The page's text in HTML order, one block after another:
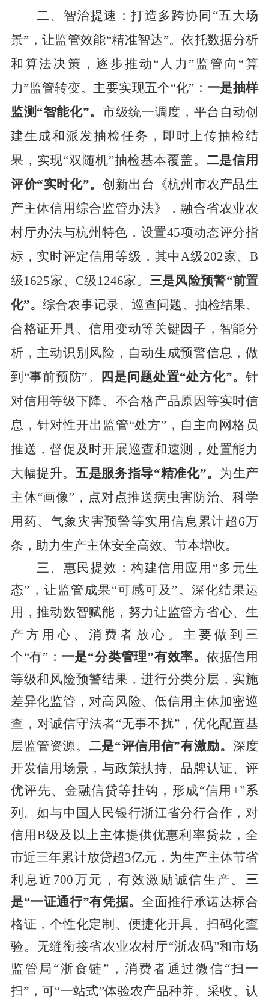
二、智治提速 ：打造多跨协同 “五大场
景” ，让监管效能“精准智达”。依托数据分析
和算法决策 ，逐步推动“ 人 力 ” 监管向 “算
力”监管转变。主要实现五个“化” ： 一是抽样
监测 “智能化”。市级统一调度，平台 自动创
建生成和派发抽检任务，即时上传抽检结
果， 实现“双随机”抽检基本覆盖。 二是信用
评价“实时化”。创新出台《杭州市农产品生
产主体信用综合监管办法》，融合省农业农
村厅办法与杭州特色，设置45项动态评分指
标，实时评定信用等级，其中A级202家、B
级1625家、 C级1246家。 三是风险预警“前置
化”。综合农事记录、巡查问题、抽检结果、
合格证开具、信用变动等关键因子，智能分
析，主动识别风险，自动生成预警信息 ，做
到 “事前预防”。 四是问题处置“处方化”。针
对信用等级下降、不合格产品原因等实时信
息，针对性开出监管“处方” ，自主向网格员
推送，督促及时开展巡查和速测
，处置能力
大幅提升。五是服务指导“精准化”。 为生产
主体“画像” ， 点对点推送病虫害防治、科学
用药、气象灾害预警等实用信息累计超6万
条，助力生产主体安全高效、节本增收。
三、惠民提效：构建信用 应用 “多元生
态” ，让 监管成果“可感可及 ”。深化结果运
用，推动数智赋能，努力让监管方省心、生
产方用心、消费者放心。主要做到三
个“有” ： 一是“分类管理”有效率。 依据信用
等级和风险预警结果，进行分类分层， 实施
差异化监管 ，对高风险、低信用主体加密巡
查 ，对诚信守法者“无事不扰” ，优化配置基
层监管资源。 二是“评信用信”有激励。 深度
开发信用场景 ，与政策扶持、品牌认证、评
优评先、金融信贷等挂钩， 形成“信用 +”系
列 。如与中国人民银行浙江省分行合作，对
信用B级及以上主体提供优惠利率贷款，全
市近三年累计放贷超3亿元， 为生产主体节省
利息近 700万元，有效激励诚信生产。三
是“一证通行”有凭据。 全面推行承诺达标合
格证，个性化定制 、 便捷化开具、扫码化查
验。无缝衔接省农业农村厅“浙农码”和市场
监管局 “浙食链 ” ， 消费者通过微信“扫一
扫” ，可“一站式”体验农产品种养、采收、认